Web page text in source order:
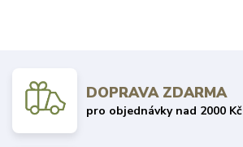
DOPRAVA ZDARMA
pro objednávky nad 2000 Kč